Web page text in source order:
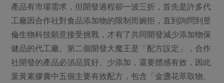
素食專區
樂齡友善
高麗菜海鮮煎餅
地區活動
社務會議 地區活動
活動報下載
產品有市場需求，但開發過程卻一波三折，首先是許多代
工廠因合作社對食品添加物的限制而婉拒，直到詢問到昱
倫生物科技願意接受挑戰，才有了共同開發減少添加物保
健品的代工廠。第二個開發大魔王是「配方設定」，合作
社開發的產品必須品質好、少添加，還要體感有效，因此
葉黃素膠囊中五個主要有效配方，包含「金盞花萃取物、